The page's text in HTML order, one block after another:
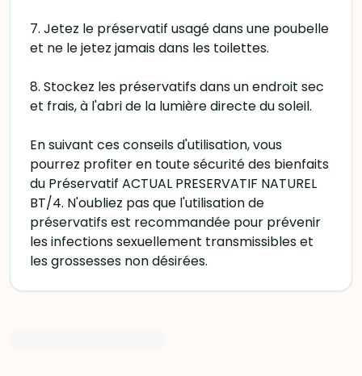
7. Jetez le préservatif usagé dans une poubelle
et ne le jetez jamais dans les toilettes.
8. Stockez les préservatifs dans un endroit sec
et frais, à l'abri de la lumière directe du soleil.
En suivant ces conseils d'utilisation, vous
pourrez profiter en toute sécurité des bienfaits
du Préservatif ACTUAL PRESERVATIF NATUREL
BT/4. N'oubliez pas que l'utilisation de
préservatifs est recommandée pour prévenir
les infections sexuellement transmissibles et
les grossesses non désirées.